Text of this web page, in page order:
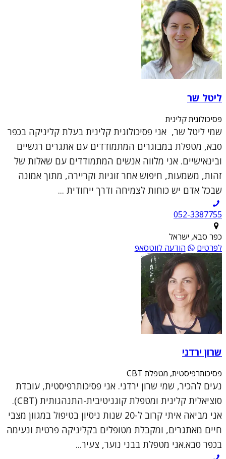
ליטל שר
פסיכולוגית קלינית
שמי ליטל שר, אני פסיכולוגית קלינית בעלת קליניקה בכפר
סבא, מטפלת במבוגרים המתמודדים עם אתגרים רגשיים
ובינאישיים. אני מלווה אנשים המתמודדים עם שאלות של
זהות, משמעות, חיפוש אחר זוגיות וקריירה, מתוך אמונה
שבכל אדם יש כוחות לצמיחה ודרך ייחודית ...
052-3387755
כפר סבא, ישראל
לפרטים
הודעה לווטסאפ
שרון ירדני
פסיכותרפיסטית, מטפלת CBT
נעים להכיר, שמי שרון ירדני. אני פסיכותרפיסטית, עובדת
סוציאלית קלינית ומטפלת קוגניטיבית-התנהגותית (CBT).
אני מביאה איתי קרוב ל-20 שנות ניסיון בטיפול במגוון מצבי
חיים מאתגרים, ומקבלת מטופלים בקליניקה פרטית ונעימה
בכפר סבא.אני מטפלת בבני נוער, צעיר...